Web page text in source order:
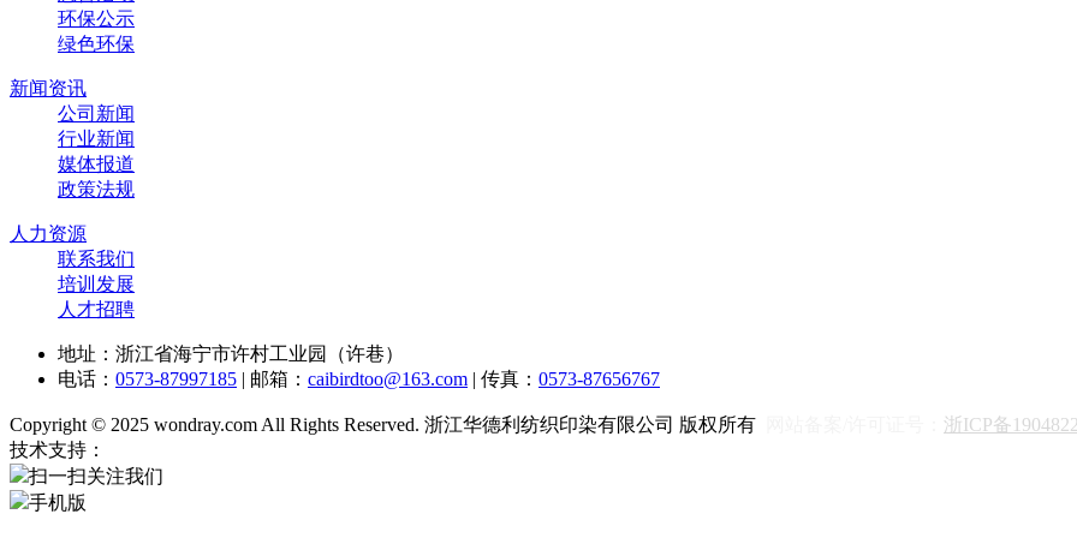
环保公示
绿色环保
新闻资讯
公司新闻
行业新闻
媒体报道
政策法规
人力资源
联系我们
培训发展
人才招聘
地址：浙江省海宁市许村工业园（许巷）
电话： 0573-87997185 | 邮箱： caibirdtoo@163.com | 传真： 0573-87656767
Copyright © 2025 wondray.com All Rights Reserved. 浙江华德利纺织印染有限公司 版权所有 浙ICP备
技术支持：
扫一扫关注我们
手机版